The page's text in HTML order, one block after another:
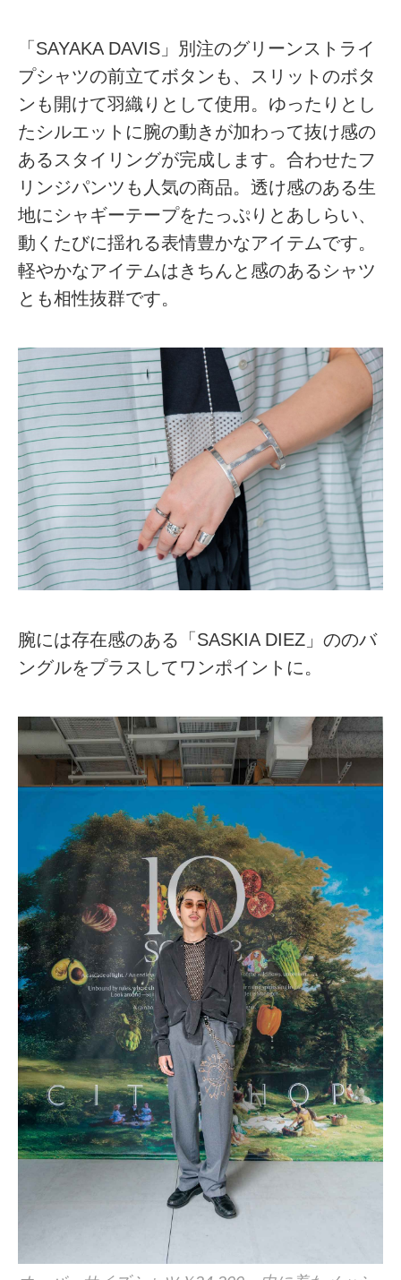
「SAYAKA DAVIS」別注のグリーンストライ
プシャツの前立てボタンも、スリットのボタ
ンも開けて羽織りとして使用。ゆったりとし
たシルエットに腕の動きが加わって抜け感の
あるスタイリングが完成します。合わせたフ
リンジパンツも人気の商品。透け感のある生
地にシャギーテープをたっぷりとあしらい、
動くたびに揺れる表情豊かなアイテムです。
軽やかなアイテムはきちんと感のあるシャツ
とも相性抜群です。
腕には存在感のある「SASKIA DIEZ」ののバ
ングルをプラスしてワンポイントに。